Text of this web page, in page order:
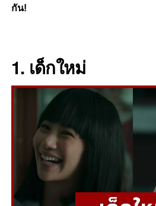
กัน!
1. เด็กใหม่